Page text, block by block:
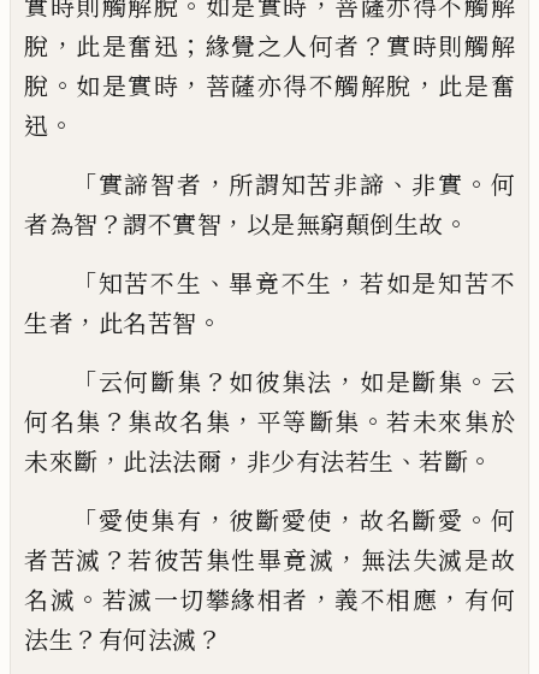
實時則觸解脫 如是實時
菩薩亦得不觸解
脫 ， 此是奮迅 ； 緣覺之人何者 ？ 實時則觸解
脫 。 如是實時 ， 菩薩亦得不觸解脫 ， 此是奮
迅 。
「實諦智者 ， 所謂知苦非諦 、 非實 。 何
者為智 ？謂不實智 ， 以是無窮顛倒生故 。
「知苦不生 、 畢竟不生 ， 若如是知苦不
生者 ， 此名苦智 。
「云何斷集 ？ 如彼集法 ， 如是斷集 。 云
何名集 ？ 集故名集 ， 平等斷集 。若未來集於
未來斷 ， 此法法爾 ， 非少有法若生 、 若斷 。
「愛使集有 ， 彼斷愛使 ， 故名斷愛 。 何
者苦滅 ？若彼苦集性畢竟滅 ， 無法失滅是故
名滅 。 若滅一切攀緣相者 ， 義不相應 ， 有何
法生 ？ 有何法滅 ？